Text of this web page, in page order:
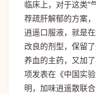
临床上，对于这类“
荐疏肝解郁的方案
逍遥口服液，就是
改良的剂型，保留
养血的主药，又加
项发表在《中国实
明，加味逍遥散联